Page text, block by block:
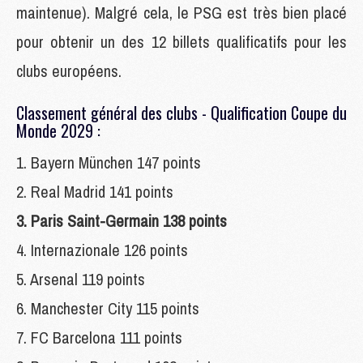
maintenue). Malgré cela, le PSG est très bien placé
pour obtenir un des 12 billets qualificatifs pour les
clubs européens.
Classement général des clubs - Qualification Coupe du
Monde 2029 :
1. Bayern München 147 points
2. Real Madrid 141 points
3. Paris Saint-Germain 138 points
4. Internazionale 126 points
5. Arsenal 119 points
6. Manchester City 115 points
7. FC Barcelona 111 points